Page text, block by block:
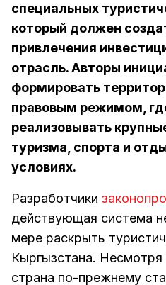
специальных
который должен
привлечения
отрасль. Авторы
формировать
правовым режимом,
реализовывать
туризма, спорта и
условиях.
Разработчики
действующая система
мере раскрыть
Кыргызстана. Несмотря
страна по-прежнему